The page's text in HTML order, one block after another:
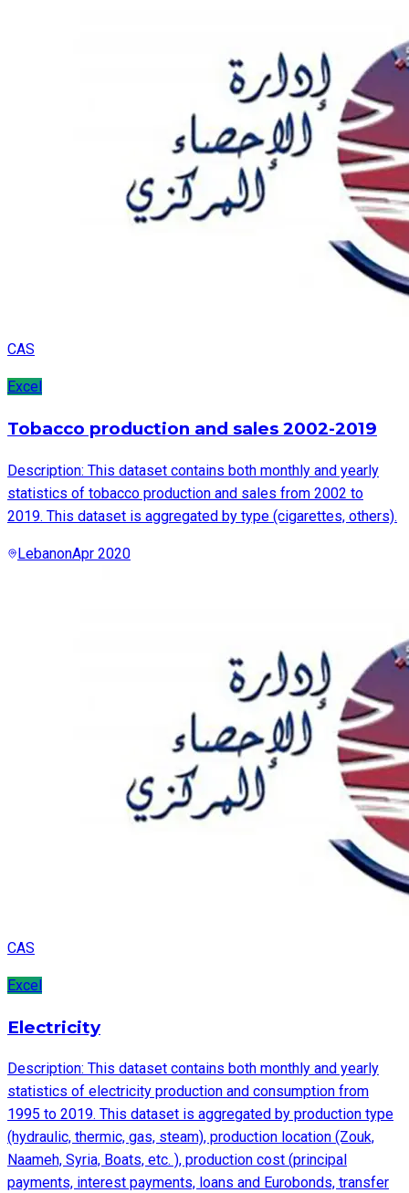
CAS
Excel
Tobacco production and sales 2002-2019
Description: This dataset contains both monthly and yearly
statistics of tobacco production and sales from 2002 to
2019. This dataset is aggregated by type (cigarettes, others).
LebanonApr 2020
CAS
Excel
Electricity
Description: This dataset contains both monthly and yearly
statistics of electricity production and consumption from
1995 to 2019. This dataset is aggregated by production type
(hydraulic, thermic, gas, steam), production location (Zouk,
Naameh, Syria, Boats, etc. ), production cost (principal
payments, interest payments, loans and Eurobonds, transfer